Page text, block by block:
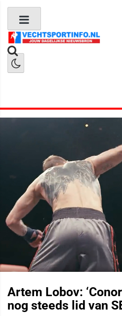
Artem Lobov:
nog steeds lid van